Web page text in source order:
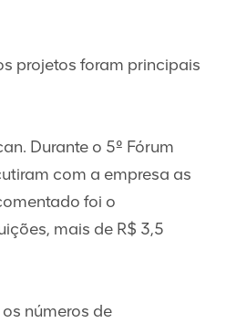
projetos foram principais
Durante o 5º Fórum
com a empresa as
foi o
mais de R$ 3,5
números de